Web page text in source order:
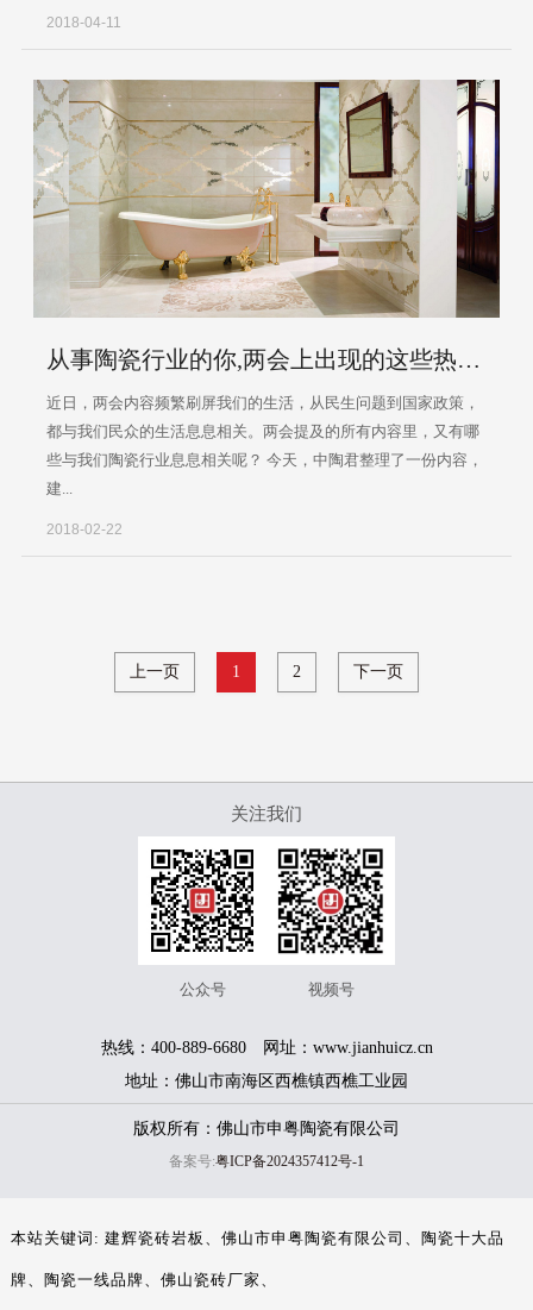
2018-04-11
从事陶瓷行业的你,两会上出现的这些热词与你息息相关!
近日，两会内容频繁刷屏我们的生活，从民生问题到国家政策，
都与我们民众的生活息息相关。两会提及的所有内容里，又有哪
些与我们陶瓷行业息息相关呢？ 今天，中陶君整理了一份内容，
建...
2018-02-22
上一页 1 2 下一页
关注我们
公众号 视频号
热线：400-889-6680 网址：www.jianhuicz.cn
地址：佛山市南海区西樵镇西樵工业园
版权所有：佛山市申粤陶瓷有限公司
备案号:粤ICP备2024357412号-1
本站关键词: 建辉瓷砖岩板 佛山市申粤陶瓷有限公司 陶瓷十大品
牌 陶瓷一线品牌 佛山瓷砖厂家